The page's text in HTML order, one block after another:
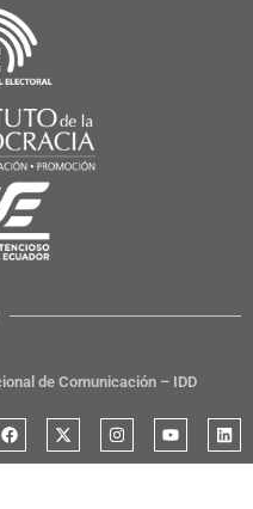
de Comunicación – IDD